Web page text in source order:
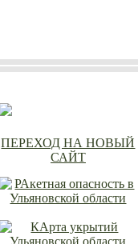
ПЕРЕХОД НА НОВЫЙ
САЙТ